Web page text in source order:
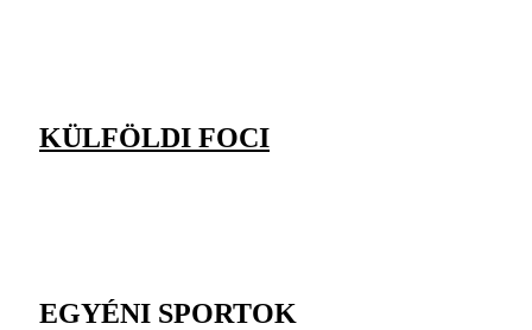
KÜLFÖLDI FOCI
EGYÉNI SPORTOK